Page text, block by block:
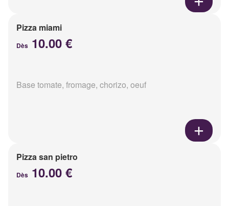
Pizza miami
Dès 10.00 €
Base tomate, fromage, chorizo, oeuf
Pizza san pietro
Dès 10.00 €